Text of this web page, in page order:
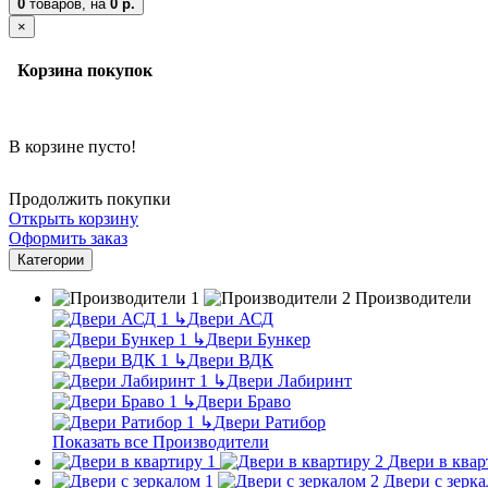
0 товаров, на 0 р.
×
Корзина покупок
В корзине пусто!
Продолжить покупки
Открыть корзину
Оформить заказ
Категории
Производители
↳Двери АСД
↳Двери Бункер
↳Двери ВДК
↳Двери Лабиринт
↳Двери Браво
↳Двери Ратибор
Показать все Производители
Двери в
Двери с